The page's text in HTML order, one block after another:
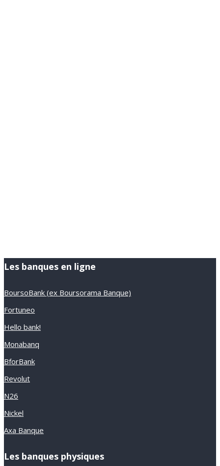
Les banques en ligne
BoursoBank (ex Boursorama Banque)
Fortuneo
Hello bank!
Monabanq
BforBank
Revolut
N26
Nickel
Axa Banque
Les banques physiques